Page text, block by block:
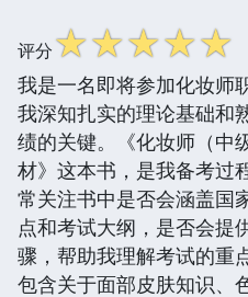
评分☆☆☆☆☆
我是一名即将参加化妆师
我深知扎实的理论基础和
绩的关键。《化妆师（中
材》这本书，是我备考过
常关注书中是否会涵盖国
点和考试大纲，是否会提
骤，帮助我理解考试的重
包含关于面部皮肤知识、